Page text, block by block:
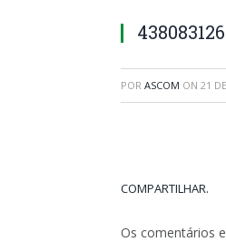
POR ASCOM ON 21
COMPARTILHAR.
Os comentários